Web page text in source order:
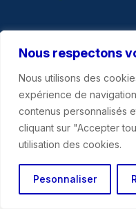
Nous respectons
Nous utilisons des
expérience de
contenus personnalisés
cliquant sur "Accepter
utilisation des cookies.
Pesonnaliser